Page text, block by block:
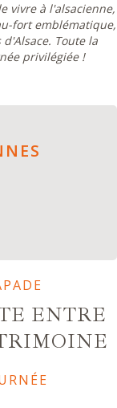
vivre à l'alsacienne,
fort emblématique,
Toute la
privilégiée !
ENTRE